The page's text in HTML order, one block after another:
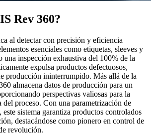
Rev 360?
al detectar con precisión y eficiencia
esenciales como etiquetas, sleeves y
una inspección exhaustiva del 100% de la
expulsa productos defectuosos,
producción ininterrumpido. Más allá de la
almacena datos de producción para un
perspectivas valiosas para la
proceso. Con una parametrización de
sistema garantiza productos controlados
destacándose como pionero en control de
revolución.